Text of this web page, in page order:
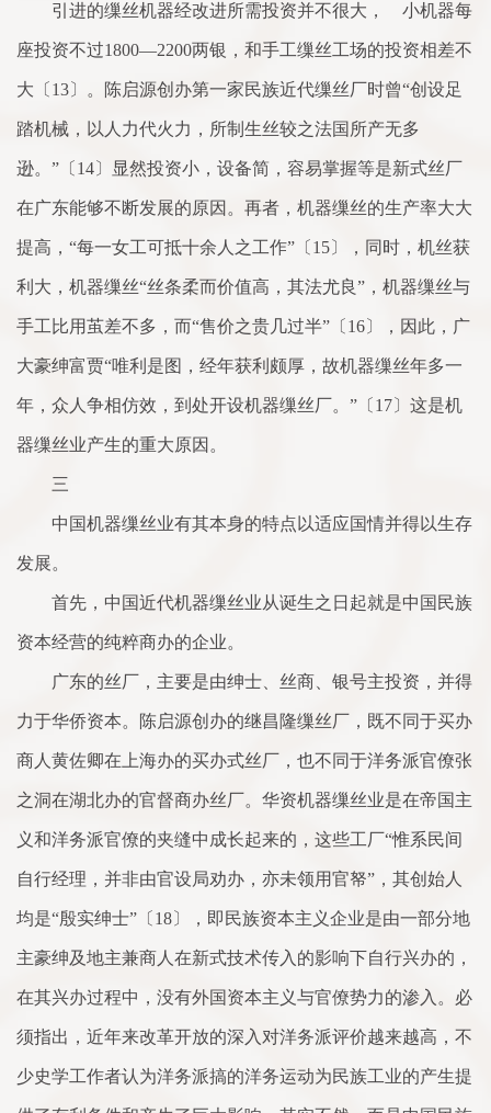
引进的缫丝机器经改进所需投资并不很大， 小机器每
座投资不过1800—2200两银，和手工缫丝工场的投资相差不
大〔13〕。陈启源创办第一家民族近代缫丝厂时曾“创设足
踏机械，以人力代火力，所制生丝较之法国所产无多
逊。”〔14〕显然投资小，设备简，容易掌握等是新式丝厂
在广东能够不断发展的原因。再者，机器缫丝的生产率大大
提高，“每一女工可抵十余人之工作”〔15〕，同时，机丝获
利大，机器缫丝“丝条柔而价值高，其法尤良”，机器缫丝与
手工比用茧差不多，而“售价之贵几过半”〔16〕，因此，广
大豪绅富贾“唯利是图，经年获利颇厚，故机器缫丝年多一
年，众人争相仿效，到处开设机器缫丝厂。”〔17〕这是机
器缫丝业产生的重大原因。
三
中国机器缫丝业有其本身的特点以适应国情并得以生存
发展。
首先，中国近代机器缫丝业从诞生之日起就是中国民族
资本经营的纯粹商办的企业。
广东的丝厂，主要是由绅士、丝商、银号主投资，并得
力于华侨资本。陈启源创办的继昌隆缫丝厂，既不同于买办
商人黄佐卿在上海办的买办式丝厂，也不同于洋务派官僚张
之洞在湖北办的官督商办丝厂。华资机器缫丝业是在帝国主
义和洋务派官僚的夹缝中成长起来的，这些工厂“惟系民间
自行经理，并非由官设局劝办，亦未领用官帑”，其创始人
均是“殷实绅士”〔18〕，即民族资本主义企业是由一部分地
主豪绅及地主兼商人在新式技术传入的影响下自行兴办的，
在其兴办过程中，没有外国资本主义与官僚势力的渗入。必
须指出，近年来改革开放的深入对洋务派评价越来越高，不
少史学工作者认为洋务派搞的洋务运动为民族工业的产生提